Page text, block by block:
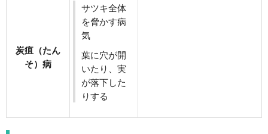
炭疽（たん
そ）病
サツキ全体
を脅かす病
気
葉に穴が開
いたり、実
が落下した
りする